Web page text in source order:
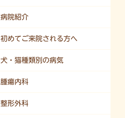
病院紹介
初めてご来院される方へ
犬・猫種類別の病気
腫瘍内科
整形外科